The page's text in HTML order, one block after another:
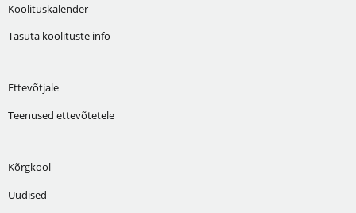
Koolituskalender
Tasuta koolituste info
Ettevõtjale
Teenused ettevõtetele
Kõrgkool
Uudised